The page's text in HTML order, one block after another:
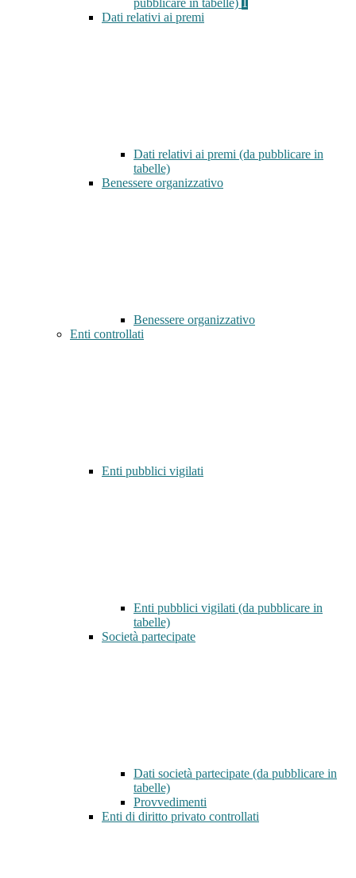
pubblicare in tabelle)
Dati relativi ai premi
Dati relativi ai premi (da pubblicare in
tabelle)
Benessere organizzativo
Benessere organizzativo
Enti controllati
Enti pubblici vigilati
Enti pubblici vigilati (da pubblicare in
tabelle)
Società partecipate
Dati società partecipate (da pubblicare in
tabelle)
Provvedimenti
Enti di diritto privato controllati